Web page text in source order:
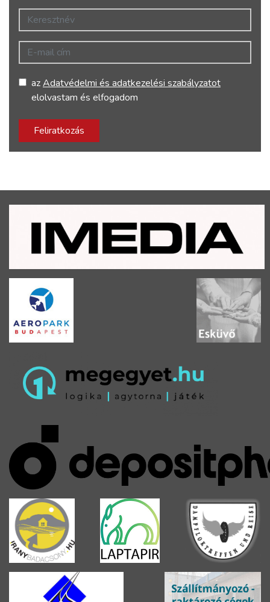
Keresztnév
E-mail cím
azAdatvédelmi és adatkezelési szabályzatot
elolvastam és elfogadom
Feliratkozás